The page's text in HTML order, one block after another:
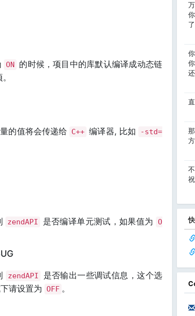
ON
的时候，项目中的库默认编译成动态链
的值将会传递给 C++ 编译器, 比如
-std=
zendAPI 是否编译单元测试，如果值为
O
zendAPI
是否输出一些调试信息，这个选
请设置为 OFF 。
方